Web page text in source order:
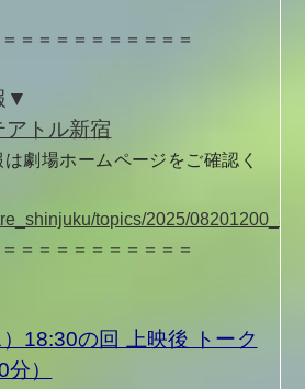
＝＝＝＝＝＝＝＝＝＝
▼
アトル新宿
劇場ホームページをご確認く
topics/2025/
＝＝＝＝＝＝＝＝＝＝
18:30の回 上映後 トーク
）